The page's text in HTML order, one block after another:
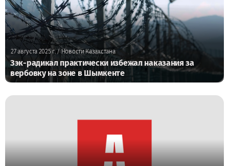
27 августа 2025 г./ Новости Казахстана
Зэк-радикал практически избежал наказания за
вербовку на зоне в Шымкенте